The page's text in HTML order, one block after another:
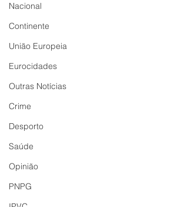
Nacional
Continente
União Europeia
Eurocidades
Outras Notícias
Crime
Desporto
Saúde
Opinião
PNPG